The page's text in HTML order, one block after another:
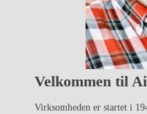
Velkommen til
Virksomheden er startet i